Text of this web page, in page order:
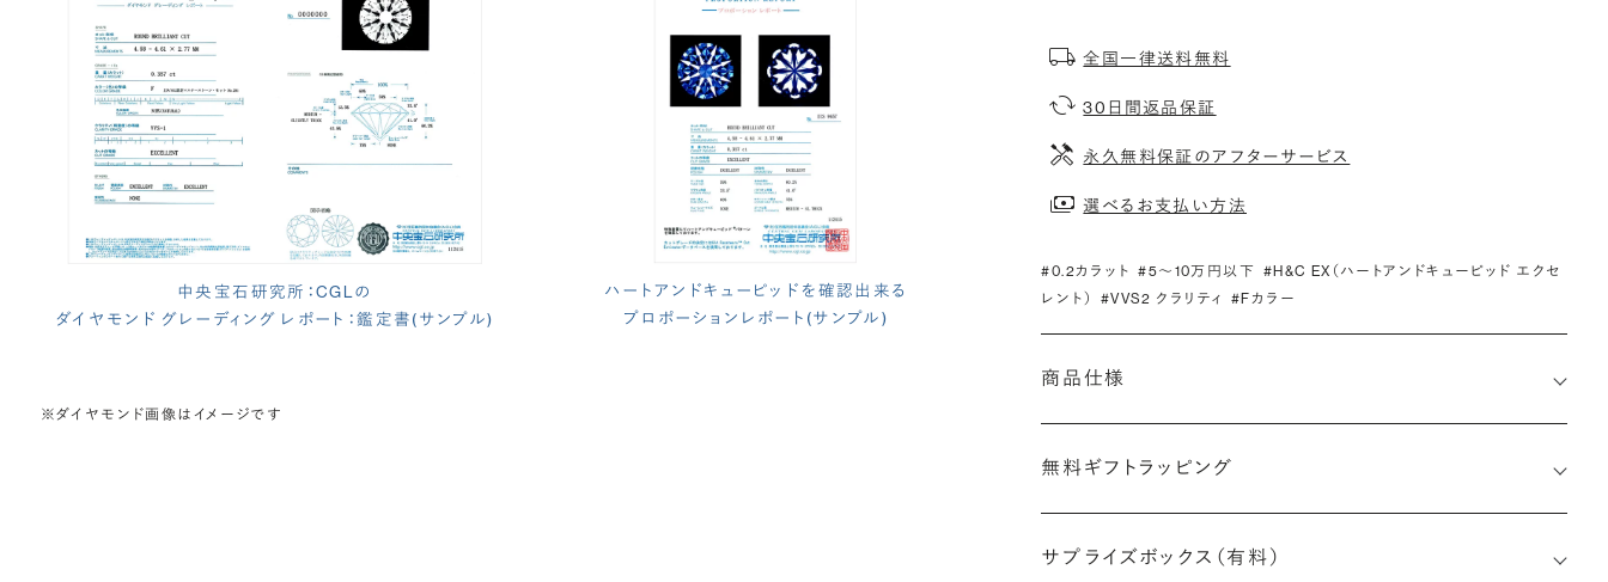
中央宝石研究所：CGLの
ダイヤモンド グレーディング レポート：鑑定書(サンプル)
ハートアンドキューピッドを確認出来る
プロポーションレポート(サンプル)
※ダイヤモンド画像はイメージです
全国一律送料無料
30日間返品保証
永久無料保証のアフターサービス
選べるお支払い方法
#0.2カラット #5〜10万円以下 #H&C EX（ハートアンドキューピッド エクセ
レント）
#VVS2 クラリティ #Fカラー
商品仕様
無料ギフトラッピング
サプライズボックス（有料）